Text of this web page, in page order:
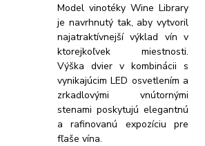
Model vinotéky Wine Library
je navrhnutý tak, aby vytvoril
najatraktívnejší výklad vín v
ktorejkoľvek miestnosti.
Výška dvier v kombinácii s
vynikajúcim LED osvetlením a
zrkadlovými vnútornými
stenami poskytujú elegantnú
a rafinovanú expozíciu pre
fľaše vína.